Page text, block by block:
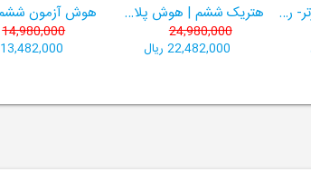
32 استان ششم لوح برتر- ربات باهوش ششم ((به همراه سامانۀ آزمون‌ساز رایگان)) هتریک ششم | هوش پلاس ششم | دارای نشان کیفیت برتر آموزشی
24,980,000
22,482,000 ریال
14,980,000
13,482,000 ریال